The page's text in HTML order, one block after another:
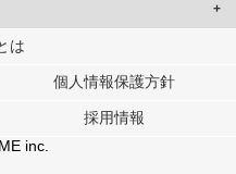
ーに合わせたコンテンツや広告の
トナーに提供しています。
パートナーに提供した他の情報や、
したときに収集した他の情報を組み
は
個人情報保護方針
採用情報
inc.